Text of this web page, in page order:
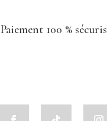
Paiement 100 %